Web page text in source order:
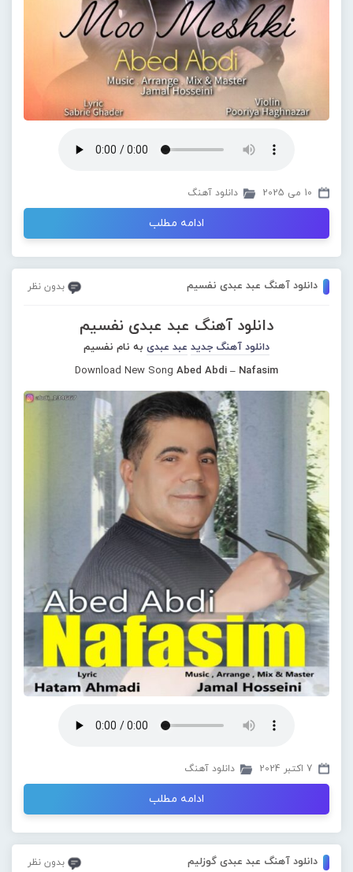
10 می 2025 دانلود آهنگ
ادامه مطلب
دانلود آهنگ عبد عبدی نفسیم بدون نظر
دانلود آهنگ عبد عبدی نفسیم
دانلود آهنگ جدید عبد عبدی به نام نفسیم
Download New Song Abed Abdi – Nafasim
7 اکتبر 2024 دانلود آهنگ
ادامه مطلب
دانلود آهنگ عبد عبدی گوزلیم بدون نظر